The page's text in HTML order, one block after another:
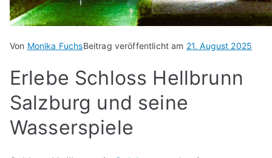
Von Monika FuchsBeitrag veröffentlicht am 21. August 2025
Erlebe Schloss Hellbrunn
Salzburg und seine
Wasserspiele